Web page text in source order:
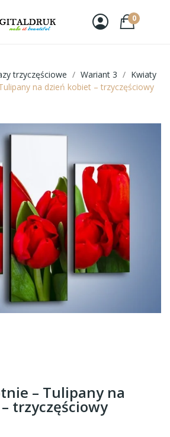
0
trzyczęściowe Wariant 3
Kwiaty
na dzień kobiet – trzyczęściowy
– Tulipany na
trzyczęściowy